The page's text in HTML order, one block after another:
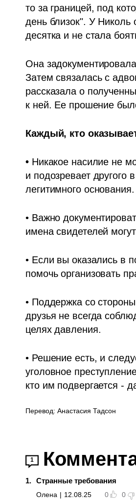
то за границей, под
день близок". У Николь
десятка и не стала
Она
Затем связалась с
рассказала о
к ней. Ее прошение
Каждый, кто
• Никакое насилие не
и подозревает другого
легитимного основания.
• Важно
имена свидетелей
• Если вы оказались в
помочь организовать
• Поддержка со
друзья не всегда
целях давления.
• Решение есть, и
уголовное
кто им подвергается -
Перевод: Анастасия Тадсон
1
1. Странные требования
Олена | 12.08.25 0 0